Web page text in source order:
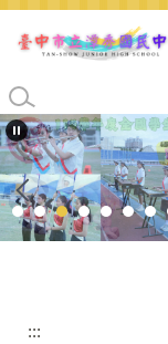
跳
到
要
內
容
區
:::